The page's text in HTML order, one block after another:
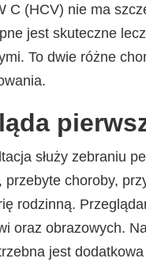
C (HCV) nie ma
jest skuteczne
To dwie różne
służy zebraniu
przebyte choroby,
rodzinną.
oraz obrazowych.
jest